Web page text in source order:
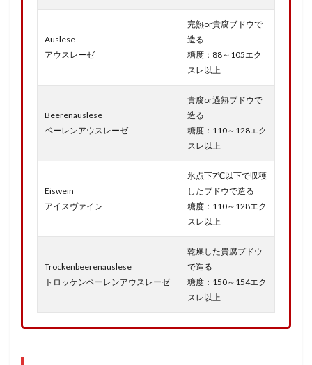
Auslese
アウスレーゼ
完熟or貴腐ブドウで
造る
糖度：88～105エク
スレ以上
Beerenauslese
ベーレンアウスレーゼ
貴腐or過熟ブドウで
造る
糖度：110～128エク
スレ以上
Eiswein
アイスヴァイン
氷点下7℃以下で収穫
したブドウで造る
糖度：110～128エク
スレ以上
Trockenbeerenauslese
トロッケンベーレンアウスレーゼ
乾燥した貴腐ブドウ
で造る
糖度：150～154エク
スレ以上